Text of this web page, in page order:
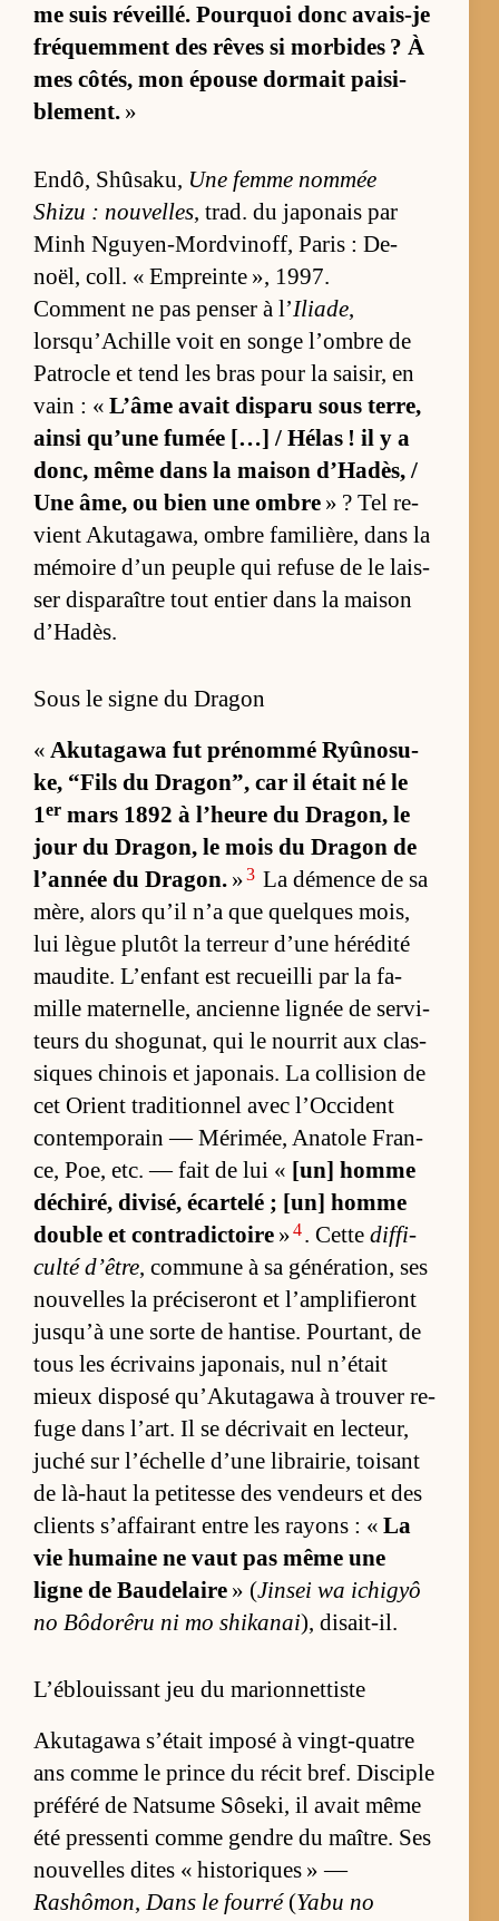
me suis ré­veillé. Pourquoi donc avais-je
fré­quem­ment des rêves si mor­bides ? À
mes cô­tés, mon épouse dor­mait pai­si­
ble­ment. »
En­dô, Shû­sa­ku, Une femme nom­mée
Shizu : nou­velles, trad. du ja­po­nais par
Minh Nguyen-Mord­vi­noff, Pa­ris : De­
noël, coll. « Em­preinte », 1997.
Com­ment ne pas pen­ser à l’Iliade,
lorsqu’Achille voit en songe l’ombre de
Pa­trocle et tend les bras pour la sai­sir, en
vain : « L’âme avait dis­paru sous ter­re,
ainsi qu’une fu­mée […] / Hé­las ! il y a
donc, même dans la mai­son d’Ha­dès, /
Une âme, ou bien une ombre » ? Tel re­
vient Aku­ta­ga­wa, ombre fa­mi­liè­re, dans la
mé­moire d’un peuple qui re­fuse de le lais­
ser dis­pa­raître tout en­tier dans la mai­son
d’Ha­dès.
Sous le signe du Dragon
« Aku­ta­gawa fut pré­nommé Ryû­no­su­
ke, “Fils du Dra­gon”, car il était né le
1er mars 1892 à l’­heure du Dra­gon, le
jour du Dra­gon, le mois du Dra­gon de
l’an­née du Dra­gon. »3 La dé­mence de sa
mè­re, alors qu’il n’a que quelques mois,
lui lègue plu­tôt la ter­reur d’une hé­ré­dité
mau­dite. L’en­fant est re­cueilli par la fa­
mille ma­ter­nel­le, an­cienne li­gnée de ser­vi­
teurs du sho­gu­nat, qui le nour­rit aux clas­
siques chi­nois et ja­po­nais. La col­li­sion de
cet Orient tra­di­tion­nel avec l’Oc­ci­dent
contem­po­rain — Mé­ri­mée, Ana­tole Fran­
ce, Poe, etc. — fait de lui « [un] homme
dé­chi­ré, di­vi­sé, écar­telé ; [un] homme
double et contra­dic­toire »4. Cette dif­fi­
culté d’être, com­mune à sa gé­né­ra­tion, ses
nou­velles la pré­ci­se­ront et l’am­pli­fie­ront
jusqu’à une sorte de han­tise. Pour­tant, de
tous les écri­vains ja­po­nais, nul n’était
mieux dis­posé qu’Aku­ta­gawa à trou­ver re­
fuge dans l’art. Il se dé­cri­vait en lec­teur,
ju­ché sur l’échelle d’une li­brai­rie, toi­sant
de là-haut la pe­ti­tesse des ven­deurs et des
clients s’af­fai­rant entre les rayons : « La
vie hu­maine ne vaut pas même une
ligne de Bau­de­laire » (Jin­sei wa ichi­gyô
no Bô­do­rêru ni mo shi­ka­nai), di­sait-il.
L’éblouissant jeu du marionnettiste
Aku­ta­gawa s’était im­posé à vingt-quatre
ans comme le prince du ré­cit bref. Dis­ciple
pré­féré de Nat­sume Sô­se­ki, il avait même
été pres­senti comme gendre du maître. Ses
nou­velles dites « his­to­riques » —
Rashômon, Dans le fourré(Yabu no